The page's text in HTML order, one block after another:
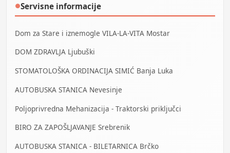
●Servisne informacije
Dom za Stare i iznemogle VILA-LA-VITA Mostar
DOM ZDRAVLJA Ljubuški
STOMATOLOŠKA ORDINACIJA SIMIĆ Banja Luka
AUTOBUSKA STANICA Nevesinje
Poljoprivredna Mehanizacija - Traktorski priključci
BIRO ZA ZAPOŠLJAVANJE Srebrenik
AUTOBUSKA STANICA - BILETARNICA Brčko